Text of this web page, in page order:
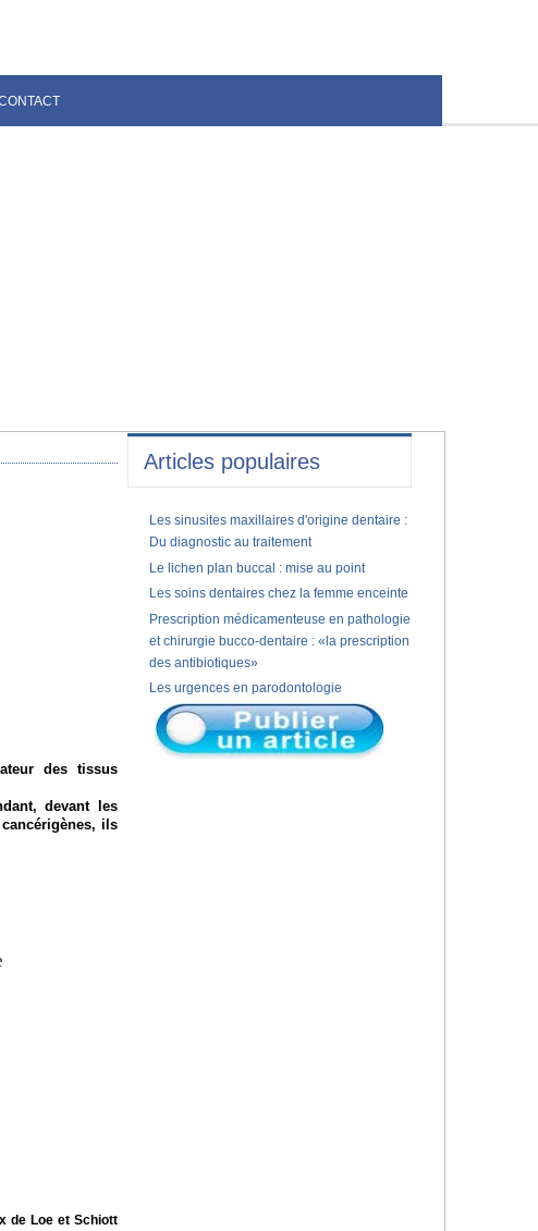
des tissus
devant les
ils
de Loe et Schiott
Articles populaires
Les sinusites maxillaires d'origine dentaire :
Du diagnostic au traitement
Le lichen plan buccal : mise au point
Les soins dentaires chez la femme enceinte
Prescription médicamenteuse en pathologie
et chirurgie bucco-dentaire : «la prescription
des antibiotiques»
Les urgences en parodontologie